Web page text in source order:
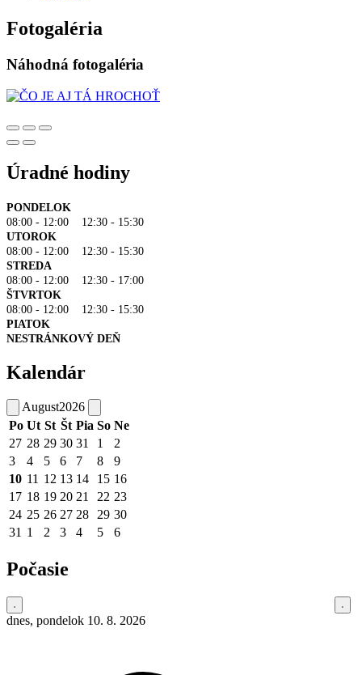
Fotogaléria
Náhodná fotogaléria
Úradné hodiny
PONDELOK
08:00 - 12:00 12:30 - 15:30
UTOROK
08:00 - 12:00 12:30 - 15:30
STREDA
08:00 - 12:00 12:30 - 17:00
ŠTVRTOK
08:00 - 12:00 12:30 - 15:30
PIATOK
NESTRÁNKOVÝ DEŇ
Kalendár
August2026
Po Ut St Št Pia So Ne
27 28 29 30 31 1
2
3
4 5 6 7 8
9
10 11 12 13 14 15 16
17 18 19 20 21 22 23
24 25 26 27 28 29 30
31 1 2 3 4 5 6
Počasie
dnes, pondelok 10. 8. 2026